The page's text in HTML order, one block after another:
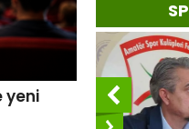
yeni